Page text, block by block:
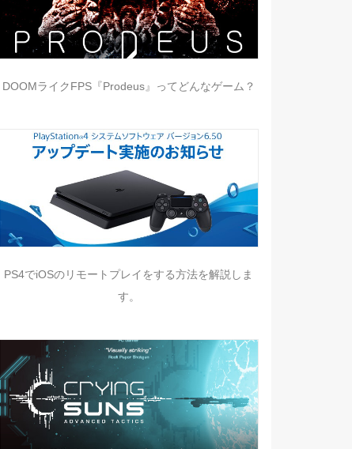
DOOMライクFPS『Prodeus』ってどんなゲーム？
PS4でiOSのリモートプレイをする方法を解説しま
す。